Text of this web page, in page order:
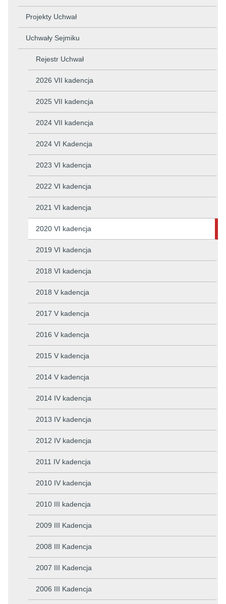
Projekty Uchwał
Uchwały Sejmiku
Rejestr Uchwał
2026 VII kadencja
2025 VII kadencja
2024 VII kadencja
2024 VI Kadencja
2023 VI kadencja
2022 VI kadencja
2021 VI kadencja
2020 VI kadencja
2019 VI kadencja
2018 VI kadencja
2018 V kadencja
2017 V kadencja
2016 V kadencja
2015 V kadencja
2014 V kadencja
2014 IV kadencja
2013 IV kadencja
2012 IV kadencja
2011 IV kadencja
2010 IV kadencja
2010 III kadencja
2009 III Kadencja
2008 III Kadencja
2007 III Kadencja
2006 III Kadencja